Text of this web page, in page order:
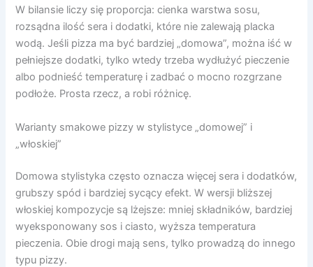
W bilansie liczy się proporcja: cienka warstwa sosu,
rozsądna ilość sera i dodatki, które nie zalewają placka
wodą. Jeśli pizza ma być bardziej „domowa”, można iść w
pełniejsze dodatki, tylko wtedy trzeba wydłużyć pieczenie
albo podnieść temperaturę i zadbać o mocno rozgrzane
podłoże. Prosta rzecz, a robi różnicę.
Warianty smakowe pizzy w stylistyce „domowej” i
„włoskiej”
Domowa stylistyka często oznacza więcej sera i dodatków,
grubszy spód i bardziej sycący efekt. W wersji bliższej
włoskiej kompozycje są lżejsze: mniej składników, bardziej
wyeksponowany sos i ciasto, wyższa temperatura
pieczenia. Obie drogi mają sens, tylko prowadzą do innego
typu pizzy.